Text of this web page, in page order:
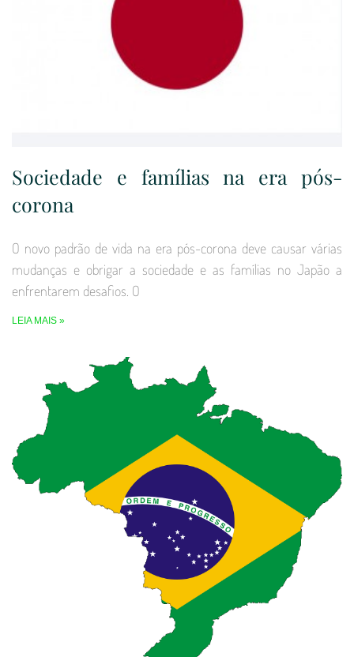
Sociedade e famílias na era pós-
corona
O novo padrão de vida na era pós-corona deve causar várias
mudanças e obrigar a sociedade e as famílias no Japão a
enfrentarem desafios. O
LEIA MAIS »